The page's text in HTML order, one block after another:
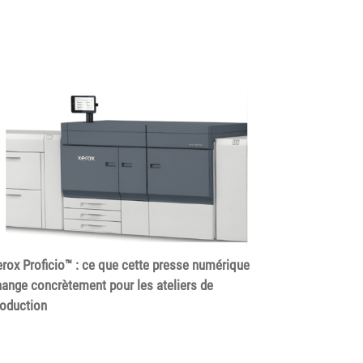
Proficio™ : ce que cette presse numérique
concrètement pour les ateliers de